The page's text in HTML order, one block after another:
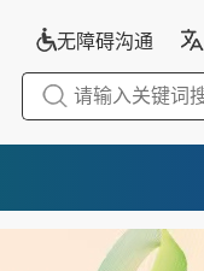
无障碍沟通